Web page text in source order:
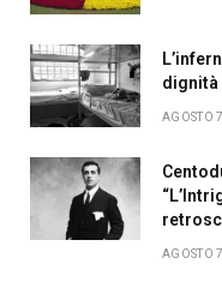
dignità
AGOSTO
AGOSTO